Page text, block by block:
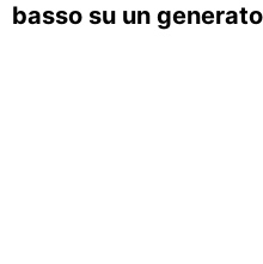
basso su un